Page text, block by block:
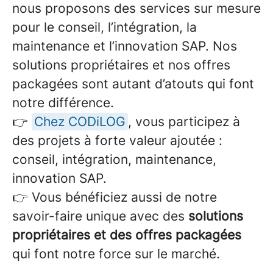
nous proposons des services sur mesure
pour le conseil, l’intégration, la
maintenance et l’innovation SAP. Nos
solutions propriétaires et nos offres
packagées sont autant d’atouts qui font
notre différence.
👉 Chez CODiLOG , vous participez à
des projets à forte valeur ajoutée :
conseil, intégration, maintenance,
innovation SAP.
👉 Vous bénéficiez aussi de notre
savoir-faire unique avec des solutions
propriétaires et des offres packagées
qui font notre force sur le marché.